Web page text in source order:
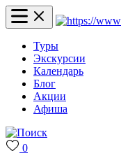
Туры
Экскурсии
Календарь
Блог
Акции
Афиша
0